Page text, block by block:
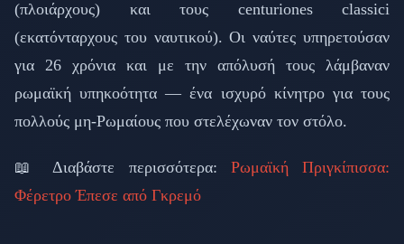
(πλοιάρχους) και τους centuriones classici
(εκατόνταρχους του ναυτικού). Οι ναύτες υπηρετούσαν
για 26 χρόνια και με την απόλυσή τους λάμβαναν
ρωμαϊκή υπηκοότητα — ένα ισχυρό κίνητρο για τους
πολλούς μη-Ρωμαίους που στελέχωναν τον στόλο.
📖 Διαβάστε περισσότερα: Ρωμαϊκή Πριγκίπισσα:
Φέρετρο Έπεσε από Γκρεμό